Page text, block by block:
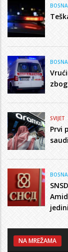
SVIJET
Prvi
NA MREŽAMA